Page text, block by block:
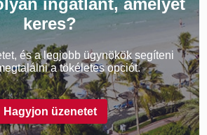
ingatlant, amelyet
keres?
és a legjobb ügynökök segíteni
a tökéletes opciót.
Hagyjon üzenetet